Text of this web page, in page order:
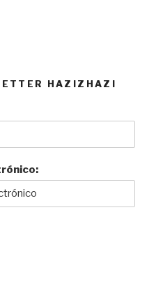
HAZIZHAZI